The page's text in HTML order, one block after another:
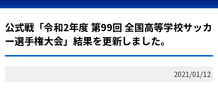
公式戦「令和2年度 第99回 全国高等学校サッカ
ー選手権大会」結果を更新しました。
2021/01/12